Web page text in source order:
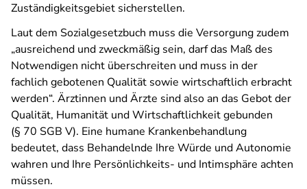
Zuständigkeitsgebiet sicherstellen.
Laut dem Sozialgesetzbuch muss die Versorgung zudem
„ausreichend und zweckmäßig sein, darf das Maß des
Notwendigen nicht überschreiten und muss in der
fachlich gebotenen Qualität sowie wirtschaftlich erbracht
werden“. Ärztinnen und Ärzte sind also an das Gebot der
Qualität, Humanität und Wirtschaftlichkeit gebunden
(§ 70 SGB V). Eine humane Krankenbehandlung
bedeutet, dass Behandelnde Ihre Würde und Autonomie
wahren und Ihre Persönlichkeits- und Intimsphäre achten
müssen.